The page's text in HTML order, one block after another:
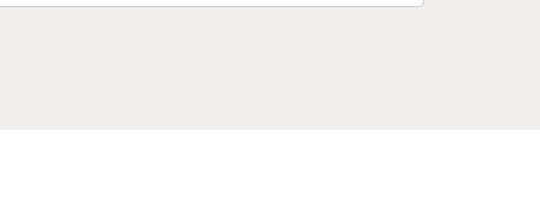
een kledingkast, gevolgd door een
vindt u twee